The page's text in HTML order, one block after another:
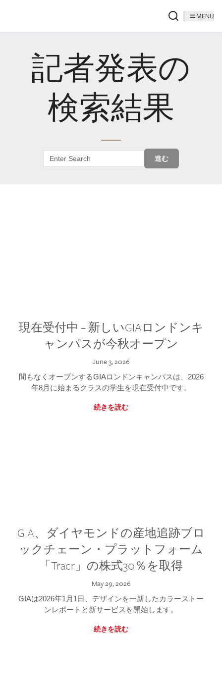
MENU
記者発表の
検索結果
進む
現在受付中 – 新しいGIAロンドンキ
ャンパスが今秋オープン
June 3, 2026
間もなくオープンするGIAロンドンキャンパスは、2026
年8月に始まるクラスの学生を現在受付中です。
続きを読む
GIA、ダイヤモンドの産地追跡ブロ
ックチェーン・プラットフォーム
「Tracr」の株式30％を取得
May 29, 2026
GIAは2026年1月1日、デザインを一新したカラーストー
ンレポートと新サービスを開始します。
続きを読む